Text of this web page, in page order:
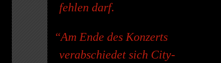
fehlen darf.
Am Ende des Konzerts
verabschiedet sich City-